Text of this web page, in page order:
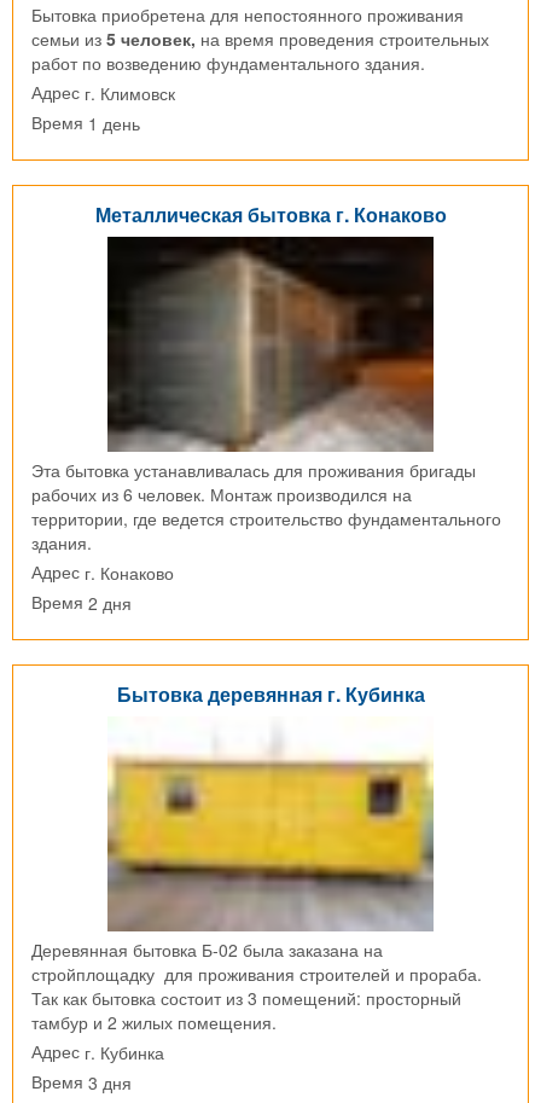
Бытовка приобретена для непостоянного проживания
семьи из 5 человек, на время проведения строительных
работ по возведению фундаментального здания.
Адрес г. Климовск
Время 1 день
Металлическая бытовка г. Конаково
Эта бытовка устанавливалась для проживания бригады
рабочих из 6 человек. Монтаж производился на
территории, где ведется строительство фундаментального
здания.
Адрес г. Конаково
Время 2 дня
Бытовка деревянная г. Кубинка
Деревянная бытовка Б-02 была заказана на
стройплощадку для проживания строителей и прораба.
Так как бытовка состоит из 3 помещений: просторный
тамбур и 2 жилых помещения.
Адрес г. Кубинка
Время 3 дня